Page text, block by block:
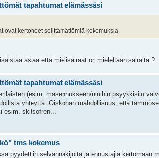
tapahtumat elämässäsi
ovat kertoneet selittämättömiä kokemuksia.
asiaa että mielisairaat on mieleltään sairaita ?
tapahtumat elämässäsi
(esim. masennukseen/muihin psyykkisiin
yhteyttä. Oiskohan mahdollisuus, että
esim. skitsofren...
tms kokemus
pyydettiin selvännäkijöitä ja ennustajia kertomaan